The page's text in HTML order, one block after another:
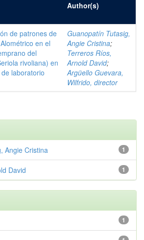
Author(s)
de patrones de
en el
del
rivoliana) en
laboratorio
Guanopatín Tutasig,
Angie Cristina;
Terreros Ríos,
Arnold David;
Argüello Guevara,
Wilfrido, director
1
Angie Cristina
1
David
1